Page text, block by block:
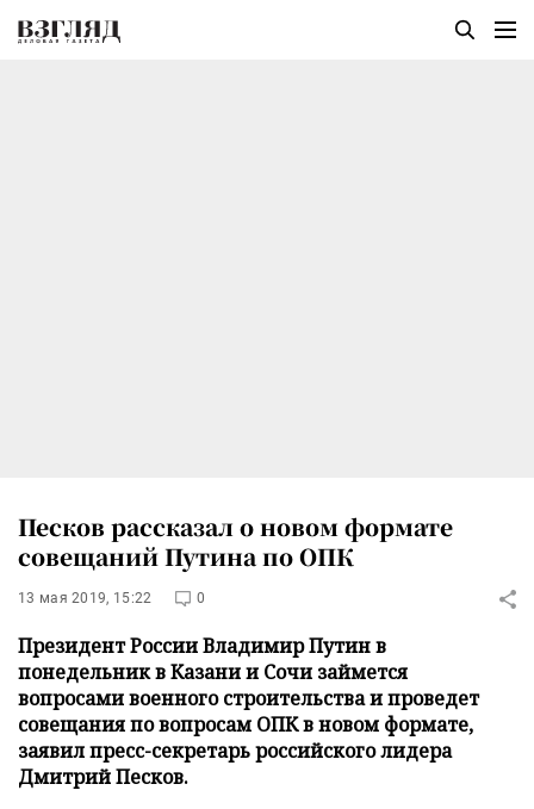
Песков рассказал о новом формате
совещаний Путина по ОПК
13 мая 2019, 15:22 0
Президент России Владимир Путин в
понедельник в Казани и Сочи займется
вопросами военного строительства и проведет
совещания по вопросам ОПК в новом формате,
заявил пресс-секретарь российского лидера
Дмитрий Песков.